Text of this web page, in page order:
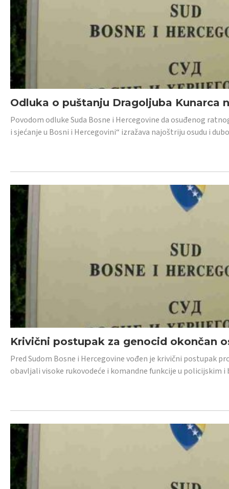
Odluka o puštanju Dragoljuba Kunarca
Povodom odluke Suda Bosne i Hercegovine da osuđenog
i sjećanje u Bosni i Hercegovini“ izražava najoštriju osudu i
Krivični postupak za genocid okončan
Pred Sudom Bosne i Hercegovine vođen je krivični postupak
obavljali visoke rukovodeće i komandne funkcije u policijskim